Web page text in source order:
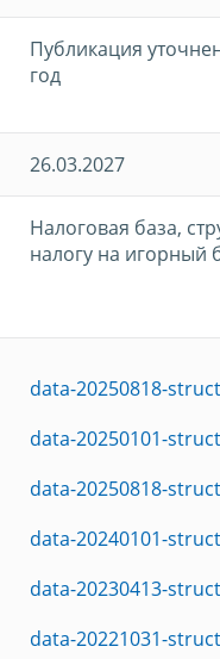
Публикация
год
26.03.2027
Налоговая база,
налогу на игорный
data-20250818-
data-20250101-
data-20250818-
data-20240101-
data-20230413-
data-20221031-